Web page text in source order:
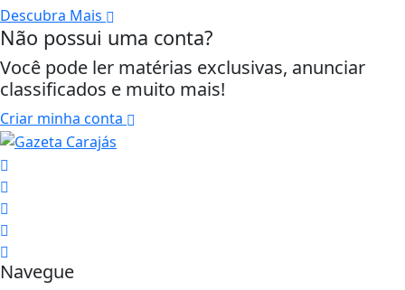
Descubra Mais
Não possui uma conta?
Você pode ler matérias exclusivas, anunciar
classificados e muito mais!
Criar minha conta
Navegue